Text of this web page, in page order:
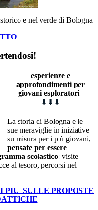
e nel verde di Bologna
esperienze e
approfondimenti per
giovani esploratori
⬇ ⬇ ⬇
La storia di Bologna e le
sue meraviglie in iniziative
su misura per i più giovani,
pensate per essere
scolastico: visite
al tesoro, percorsi nel
PIU' SULLE PROPOSTE